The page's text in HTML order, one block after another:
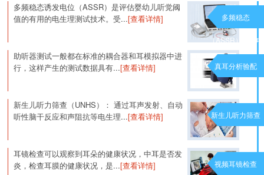
多频稳态诱发电位（ASSR）是评估婴幼儿听觉阈
值的有用的电生理测试技术。受...[查看详情] 多频稳态
（ASSR）诱发电
位
助听器测试一般都在标准的耦合器和耳模拟器中进
行，这样产生的测试数据具有...[查看详情] 真耳分析验配
新生儿听力筛查（UNHS）： 通过耳声发射、自动
听性脑干反应和声阻抗等电生理...[查看详情] 新生儿听力筛查
耳镜检查可以观察到耳朵的健康状况，中耳是否发
炎，检查耳膜的健康状况，是...[查看详情] 视频耳镜检查